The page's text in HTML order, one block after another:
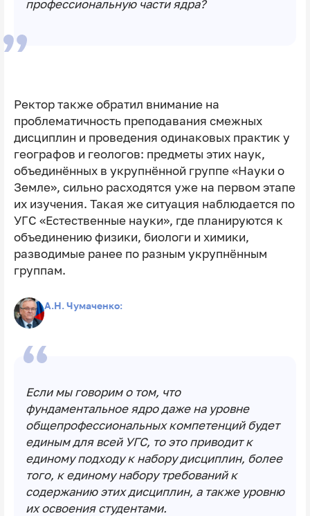
профессиональную части ядра?
Ректор также обратил внимание на
проблематичность преподавания смежных
дисциплин и проведения одинаковых практик у
географов и геологов: предметы этих наук,
объединённых в укрупнённой группе «Науки о
Земле», сильно расходятся уже на первом этапе
их изучения. Такая же ситуация наблюдается по
УГС «Естественные науки», где планируются к
объединению физики, биологи и химики,
разводимые ранее по разным укрупнённым
группам.
А.Н. Чумаченко:
Если мы говорим о том, что
фундаментальное ядро даже на уровне
общепрофессиональных компетенций будет
единым для всей УГС, то это приводит к
единому подходу к набору дисциплин, более
того, к единому набору требований к
содержанию этих дисциплин, а также уровню
их освоения студентами.